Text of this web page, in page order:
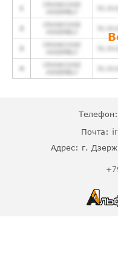
Инструмент и
Ремкомплекты
Телефон:
Почта:
Адрес: г.